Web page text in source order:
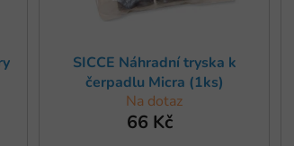
SICCE Náhradní tryska k
čerpadlu Micra (1ks)
Na dotaz
66 Kč